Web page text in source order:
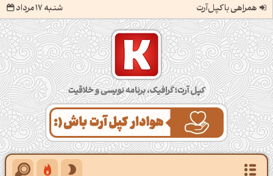
همراهی با کپل‌آرت شنبه 17 مرداد
کپل‌آرت؛ گرافیک، برنامه‌نویسی و خلاقیت